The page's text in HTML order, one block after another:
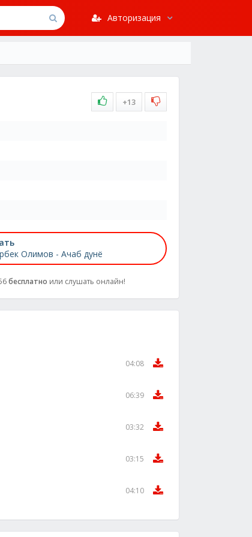
Авторизация
+13
Олимов - Ачаб дунё
бесплатно или слушать онлайн!
04:08
06:39
03:32
03:15
04:10